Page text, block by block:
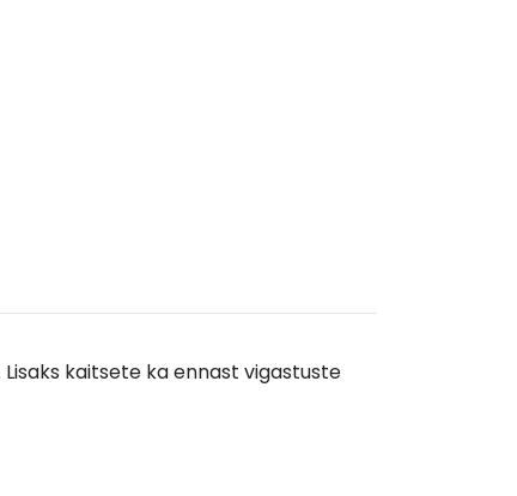
kaitsete ka ennast vigastuste